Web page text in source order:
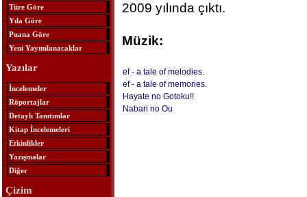
Türe Göre
Yıla Göre
Puana Göre
Yeni Yayımlanacaklar
Yazılar
İncelemeler
Röportajlar
Detaylı Tanıtımlar
Kitap İncelemeleri
Etkinlikler
Yazışmalar
Diğer
Çizim
2009 yılında çıktı.
Müzik:
ef - a tale of melodies.
ef - a tale of memories.
Hayate no Gotoku!!
Nabari no Ou